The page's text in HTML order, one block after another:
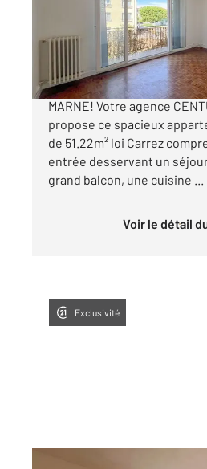
Appartement F2 à
310 000 €
Appartement F2 à vendre à
MARNE! Votre agence
propose ce spacieux
de 51.22m² loi Carrez
entrée desservant un séjour
grand balcon, une cuisine ...
Voir le détail
Exclusivité